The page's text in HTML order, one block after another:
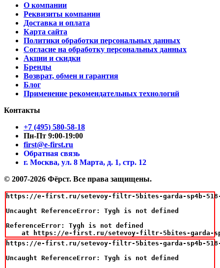
О компании
Реквизиты компании
Доставка и оплата
Карта сайта
Политики обработки персональных данных
Согласие на обработку персональных данных
Акции и скидки
Бренды
Возврат, обмен и гарантия
Блог
Применение рекомендательных технологий
Контакты
+7 (495) 580-58-18
Пн-Пт 9:00-19:00
first@e-first.ru
Обратная связь
г. Москва, ул. 8 Марта, д. 1, стр. 12
© 2007-2026 Фёрст. Все права защищены.
https://e-first.ru/setevoy-filtr-5bites-garda-sp4b-518-
Uncaught ReferenceError: Tygh is not defined
ReferenceError: Tygh is not defined
at https://e-first.ru/setevoy-filtr-5bites-garda-
https://e-first.ru/setevoy-filtr-5bites-garda-sp4b-518-4s-
Uncaught ReferenceError: Tygh is not defined